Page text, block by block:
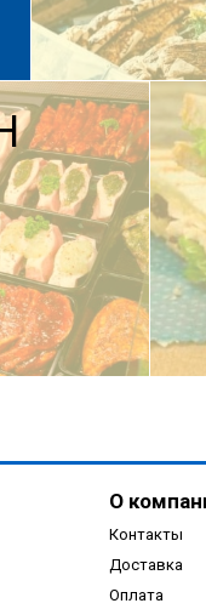
О
Контакты
Доставка
Оплата